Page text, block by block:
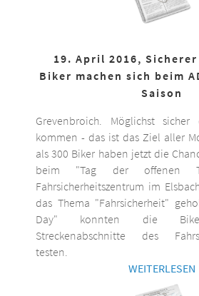
19. April 2016,
Biker machen sich beim
Saison
Grevenbroich. Möglichst
kommen - das ist das Ziel aller
als 300 Biker haben jetzt die
beim "Tag der offenen
Fahrsicherheitszentrum im
das Thema "Fahrsicherheit"
Day" konnten die Biker
Streckenabschnitte des
testen.
WEITERLESEN